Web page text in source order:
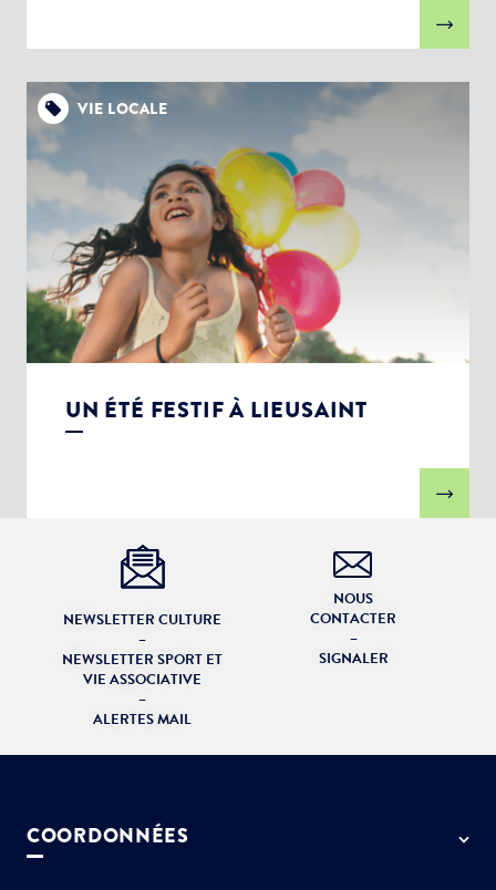
VIE LOCALE
UN ÉTÉ FESTIF À LIEUSAINT
NEWSLETTER CULTURE
–
NEWSLETTER SPORT ET
VIE ASSOCIATIVE
–
ALERTES MAIL
NOUS
CONTACTER
–
SIGNALER
COORDONNÉES